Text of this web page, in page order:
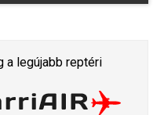
a legújabb reptéri